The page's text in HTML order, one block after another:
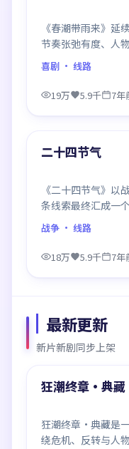
《春潮带雨来》延
节奏张弛有度、人
风格，是一部值得
喜剧 · 线路
19万 5.9千 7年
精选
二十四节气
《二十四节气》以
条线索最终汇成一
息密度大，二刷时
战争 · 线路
18万 5.9千 7年
最新更新
新片新剧同步上架
最新
狂潮终章·典藏
狂潮终章·典藏是
绕危机、反转与人